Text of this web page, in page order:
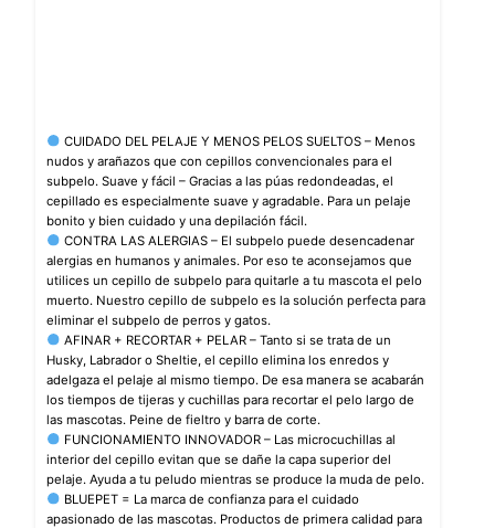
CUIDADO DEL PELAJE Y MENOS PELOS SUELTOS – Menos
nudos y arañazos que con cepillos convencionales para el
subpelo. Suave y fácil – Gracias a las púas redondeadas, el
cepillado es especialmente suave y agradable. Para un pelaje
bonito y bien cuidado y una depilación fácil.
CONTRA LAS ALERGIAS – El subpelo puede desencadenar
alergias en humanos y animales. Por eso te aconsejamos que
utilices un cepillo de subpelo para quitarle a tu mascota el pelo
muerto. Nuestro cepillo de subpelo es la solución perfecta para
eliminar el subpelo de perros y gatos.
AFINAR + RECORTAR + PELAR – Tanto si se trata de un
Husky, Labrador o Sheltie, el cepillo elimina los enredos y
adelgaza el pelaje al mismo tiempo. De esa manera se acabarán
los tiempos de tijeras y cuchillas para recortar el pelo largo de
las mascotas. Peine de fieltro y barra de corte.
FUNCIONAMIENTO INNOVADOR – Las microcuchillas al
interior del cepillo evitan que se dañe la capa superior del
pelaje. Ayuda a tu peludo mientras se produce la muda de pelo.
BLUEPET = La marca de confianza para el cuidado
apasionado de las mascotas. Productos de primera calidad para